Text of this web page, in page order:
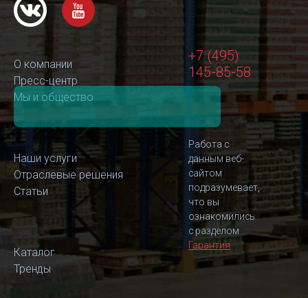
О компании
Пресс-центр
Мы и общество
Наши услуги
Отраслевые решения
Статьи
Каталог
Тренды
+7 (495)
145-85-58
Работа с
данным веб-
сайтом
подразумевает,
что вы
ознакомились
с разделом
Гарантия